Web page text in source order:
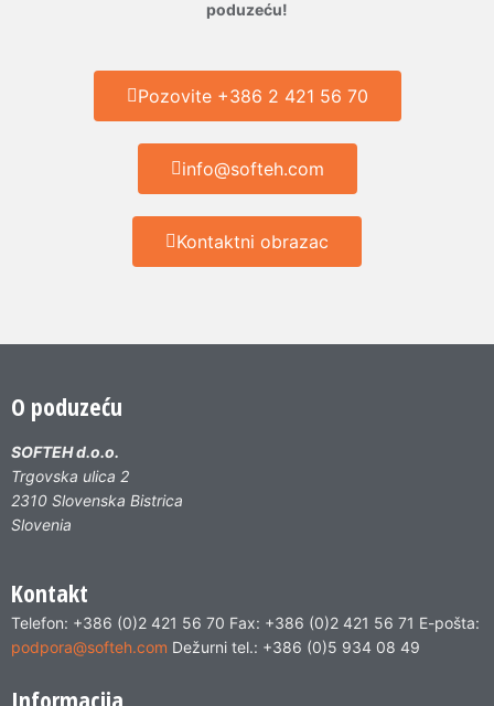
poduzeću!
Pozovite +386 2 421 56 70
info@softeh.com
Kontaktni obrazac
O poduzeću
SOFTEH d.o.o.
Trgovska ulica 2
2310 Slovenska Bistrica
Slovenia
Kontakt
Telefon: +386 (0)2 421 56 70 Fax: +386 (0)2 421 56 71 E-pošta:
podpora@softeh.com Dežurni tel.: +386 (0)5 934 08 49